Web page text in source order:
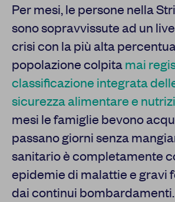
Per mesi, le persone nella
sono sopravvissute ad un
crisi con la più alta
popolazione colpitamai
classificazione integrata
sicurezza alimentare e
mesi le famiglie bevono
passano giorni senza
sanitario è completamente
epidemie di malattie e gravi
dai continui bombardamenti.